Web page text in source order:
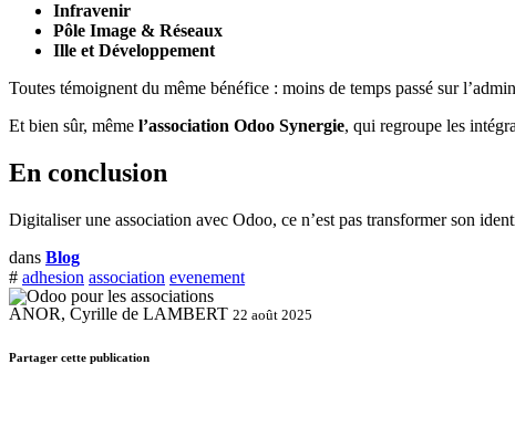
Infravenir
Pôle Image & Réseaux
Ille et Développement
Toutes témoignent du même bénéfice : moins de temps passé sur
Et bien sûr, même l’association Odoo Synergie, qui regroupe les
En conclusion
Digitaliser une association avec Odoo, ce n’est pas transformer son
dans Blog
# adhesion association evenement
ANOR, Cyrille de LAMBERT 22 août 2025
Partager cette publication